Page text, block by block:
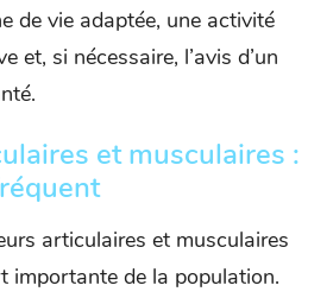
de vie adaptée, une activité
et, si nécessaire, l’avis d’un
et musculaires :
articulaires et musculaires
importante de la population.